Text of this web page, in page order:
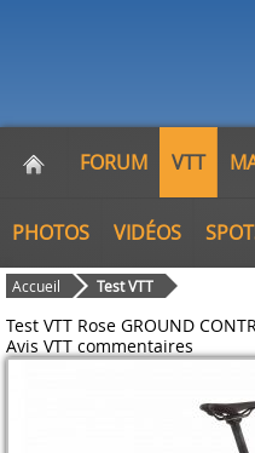
FORUM VTT
PHOTOS VIDÉOS
Accueil Test VTT
Test VTT Rose GROUND
Avis VTT commentaires